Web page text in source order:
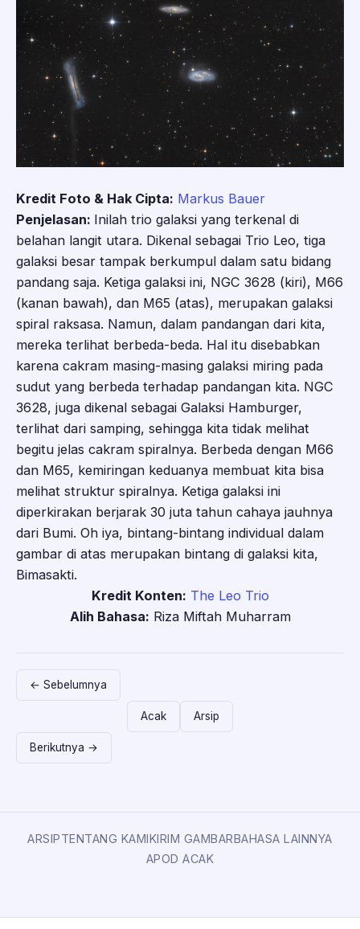
Kredit Foto & Hak Cipta: Markus Bauer
Penjelasan: Inilah trio galaksi yang terkenal di
belahan langit utara. Dikenal sebagai Trio Leo, tiga
galaksi besar tampak berkumpul dalam satu bidang
pandang saja. Ketiga galaksi ini, NGC 3628 (kiri), M66
(kanan bawah), dan M65 (atas), merupakan galaksi
spiral raksasa. Namun, dalam pandangan dari kita,
mereka terlihat berbeda-beda. Hal itu disebabkan
karena cakram masing-masing galaksi miring pada
sudut yang berbeda terhadap pandangan kita. NGC
3628, juga dikenal sebagai Galaksi Hamburger,
terlihat dari samping, sehingga kita tidak melihat
begitu jelas cakram spiralnya. Berbeda dengan M66
dan M65, kemiringan keduanya membuat kita bisa
melihat struktur spiralnya. Ketiga galaksi ini
diperkirakan berjarak 30 juta tahun cahaya jauhnya
dari Bumi. Oh iya, bintang-bintang individual dalam
gambar di atas merupakan bintang di galaksi kita,
Bimasakti.
Kredit Konten: The Leo Trio
Alih Bahasa: Riza Miftah Muharram
← Sebelumnya
Acak Arsip
Berikutnya →
ARSIPTENTANG KAMIKIRIM GAMBARBAHASA LAINNYA
APOD ACAK